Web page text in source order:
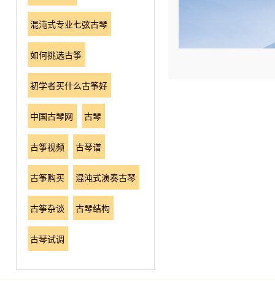
混沌式专业七弦古琴
如何挑选古筝
初学者买什么古筝好
中国古琴网 古琴
古筝视频 古琴谱
古筝购买 混沌式演奏古琴
古筝杂谈 古琴结构
古琴试调